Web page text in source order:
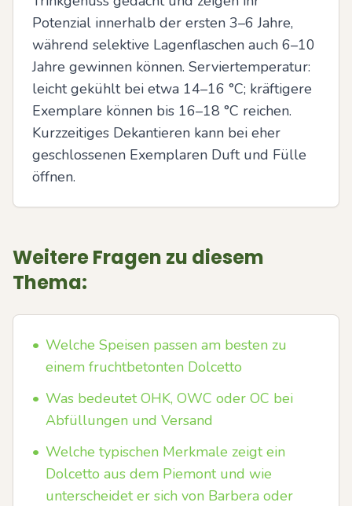
Potenzial innerhalb der ersten 3–6 Jahre,
während selektive Lagenflaschen auch 6–10
Jahre gewinnen können. Serviertemperatur:
leicht gekühlt bei etwa 14–16 °C; kräftigere
Exemplare können bis 16–18 °C reichen.
Kurzzeitiges Dekantieren kann bei eher
geschlossenen Exemplaren Duft und Fülle
öffnen.
Weitere Fragen zu diesem
Thema:
• Welche Speisen passen am besten zu
einem fruchtbetonten Dolcetto
• Was bedeutet OHK, OWC oder OC bei
Abfüllungen und Versand
• Welche typischen Merkmale zeigt ein
Dolcetto aus dem Piemont und wie
unterscheidet er sich von Barbera oder